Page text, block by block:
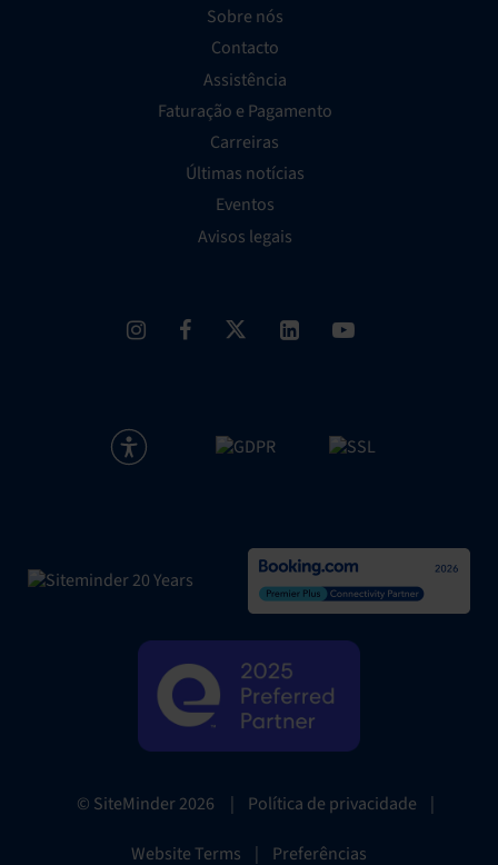
Sobre nós
Contacto
Assistência
Faturação e Pagamento
Carreiras
Últimas notícias
Eventos
Avisos legais
© SiteMinder2026 | Política de privacidade |
Website Terms | Preferências